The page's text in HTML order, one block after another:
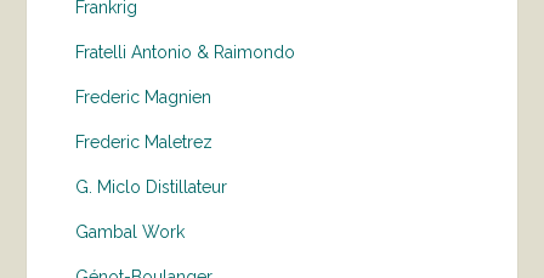
Frankrig
Fratelli Antonio & Raimondo
Frederic Magnien
Frederic Maletrez
G. Miclo Distillateur
Gambal Work